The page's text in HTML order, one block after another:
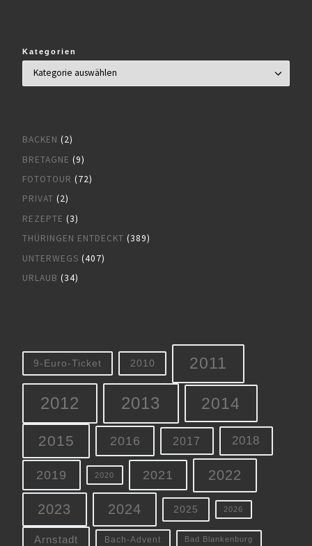
Kategorien
BACKEN (2)
BRETAGNE (9)
FOTOTOUR (72)
PRIVAT (2)
REZEPTE (3)
THÜRINGEN ENTDECKT (389)
UNTERWEGS (407)
URLAUB (34)
9-Euro-Ticket 2010 2011
2012 2013 2014
2015 2016 2017 2018
2019 2020 2021 2022
2023 2024 2025 2026
Arnstadt Bach-Advent Bad Blankenburg